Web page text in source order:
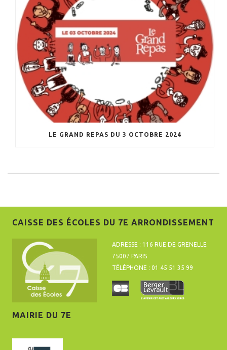
LE GRAND REPAS DU 3 OCTOBRE 2024
CAISSE DES ÉCOLES DU 7E ARRONDISSEMENT
ADRESSE : 116 RUE DE GRENELLE
75007 PARIS
TÉLÉPHONE : 01 45 51 35 99
MAIRIE DU 7E